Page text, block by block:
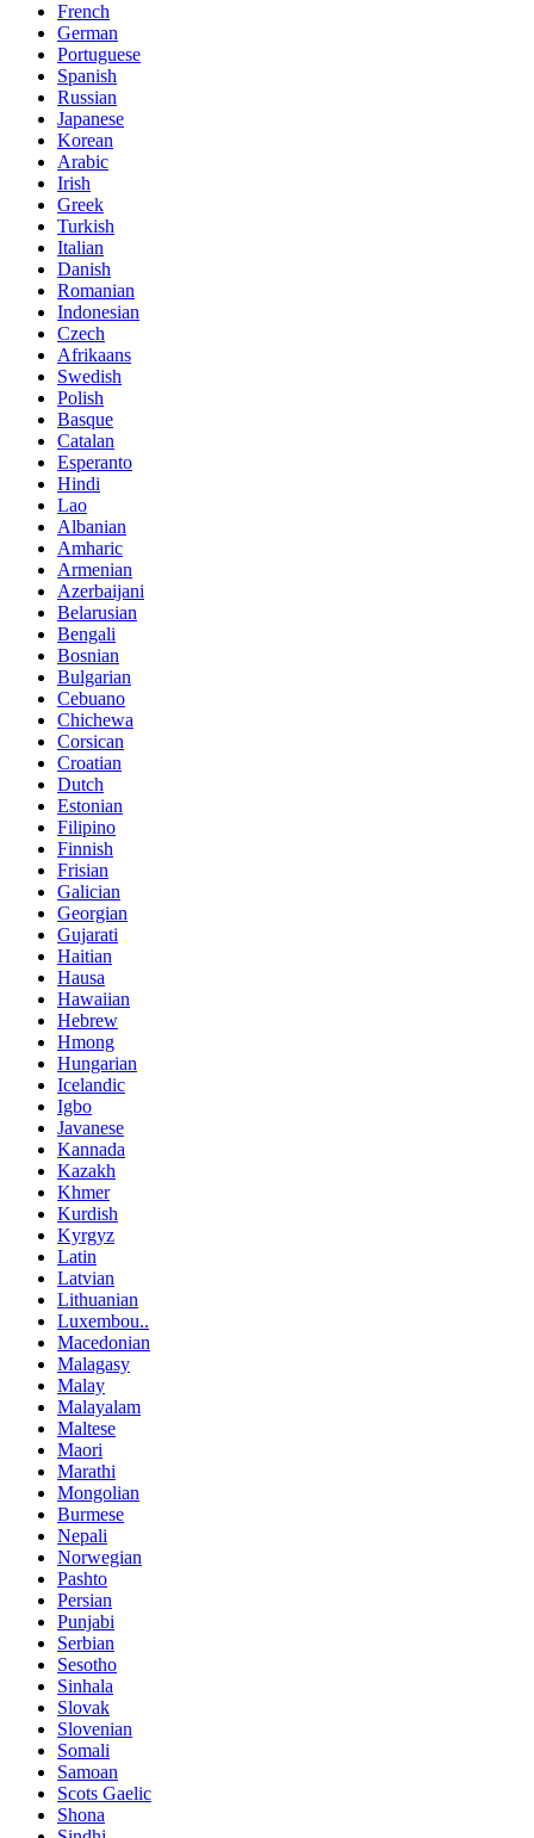
French
German
Portuguese
Spanish
Russian
Japanese
Korean
Arabic
Irish
Greek
Turkish
Italian
Danish
Romanian
Indonesian
Czech
Afrikaans
Swedish
Polish
Basque
Catalan
Esperanto
Hindi
Lao
Albanian
Amharic
Armenian
Azerbaijani
Belarusian
Bengali
Bosnian
Bulgarian
Cebuano
Chichewa
Corsican
Croatian
Dutch
Estonian
Filipino
Finnish
Frisian
Galician
Georgian
Gujarati
Haitian
Hausa
Hawaiian
Hebrew
Hmong
Hungarian
Icelandic
Igbo
Javanese
Kannada
Kazakh
Khmer
Kurdish
Kyrgyz
Latin
Latvian
Lithuanian
Luxembou..
Macedonian
Malagasy
Malay
Malayalam
Maltese
Maori
Marathi
Mongolian
Burmese
Nepali
Norwegian
Pashto
Persian
Punjabi
Serbian
Sesotho
Sinhala
Slovak
Slovenian
Somali
Samoan
Scots Gaelic
Shona